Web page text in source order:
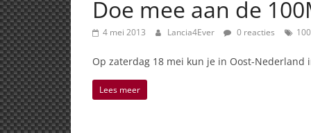
Doe mee aan de
4 mei 2013 Lancia4Ever 0 reacties
Op zaterdag 18 mei kun je in Oost-
Lees meer